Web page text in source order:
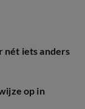
nét iets anders
op in